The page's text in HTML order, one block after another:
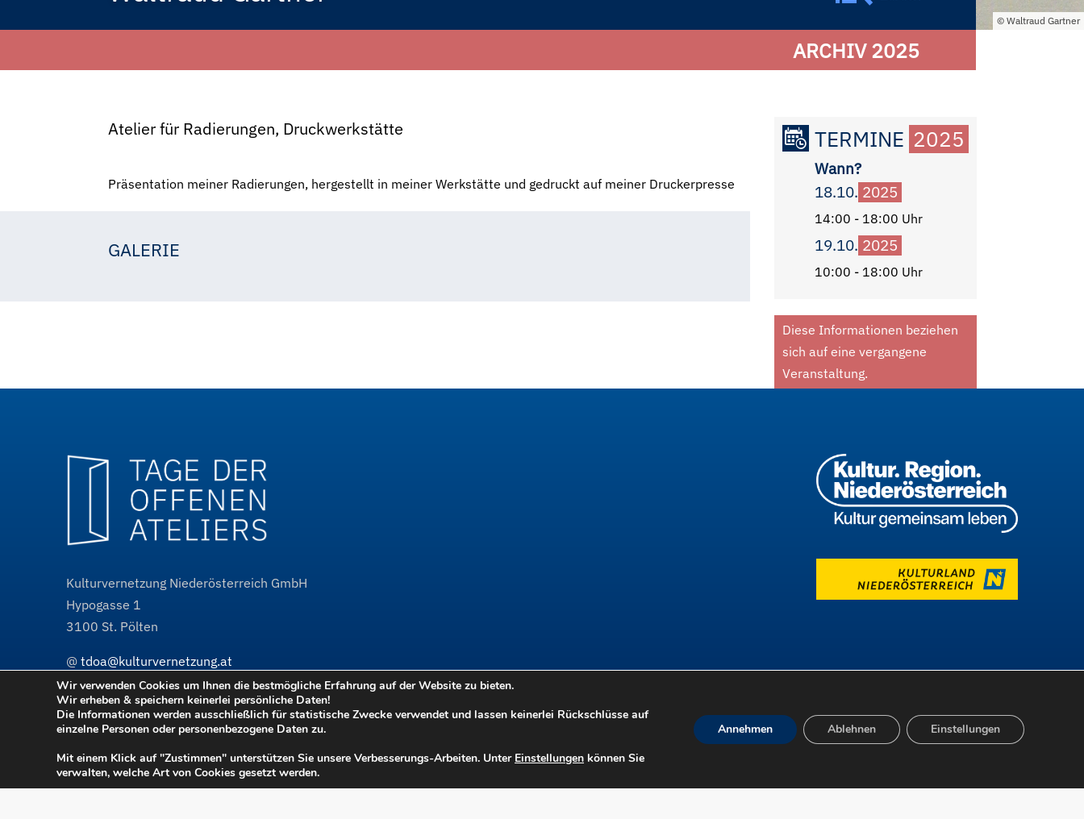
ARCHIV 2025
Waltraud Gartner
Atelier für Radierungen, Druckwerkstätte
Präsentation meiner Radierungen, hergestellt in meiner Werkstätte und gedruckt auf meiner Druckerpresse
GALERIE
TERMINE 2025
Wann?
18.10. 2025
14:00 - 18:00 Uhr
19.10. 2025
10:00 - 18:00 Uhr
Diese Informationen beziehen
sich auf eine vergangene
Veranstaltung.
Kulturvernetzung Niederösterreich GmbH
Hypogasse 1
3100 St. Pölten
@ tdoa@kulturvernetzung.at
w³www.kulturvernetzung.at
w³www.tdoa.atProjektauftritt
Wir verwenden Cookies um Ihnen die bestmögliche Erfahrung auf der Website zu bieten.
Wir erheben & speichern keinerlei persönliche Daten!
Die Informationen werden ausschließlich für statistische Zwecke verwendet und lassen keinerlei Rückschlüsse auf
einzelne Personen oder personenbezogene Daten zu.
Mit einem Klick auf "Zustimmen" unterstützen Sie unsere Verbesserungs-Arbeiten. Unter Einstellungen können Sie
verwalten, welche Art von Cookies gesetzt werden.
Annehmen Ablehnen Einstellungen